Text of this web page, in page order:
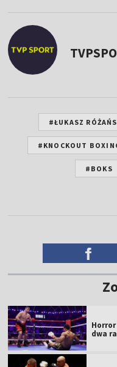
#ŁUKASZ
#KNOCKOUT
#BOKS
dwa